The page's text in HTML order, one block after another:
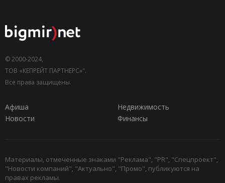
© 2000-2024,
ТОВ «КЕПРЕЙТ ПАРТНЕРС»".
Все права защищены.
Афиша
Недвижимость
Новости
Финансы
Материалы, отмеченные знаками "Реклама", "PR", "Спецпроект",
"Новости компаний", "Актуально", "Промо", публикуются на
правах рекламы.